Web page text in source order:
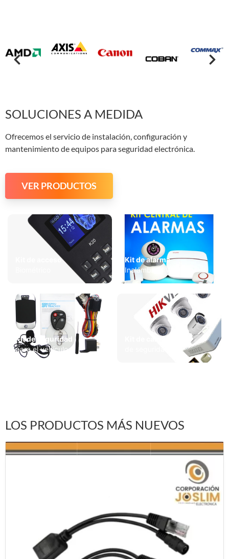
SOLUCIONES A MEDIDA
Ofrecemos el servicio de instalación, configuración y
mantenimiento de equipos para seguridad electrónica.
VER PRODUCTOS
Kit de acceso
Kit de alarma
Inalámbrica Wifi
Kit de seguridad
para el vehículo
Kit de cámara
LOS PRODUCTOS MÁS NUEVOS